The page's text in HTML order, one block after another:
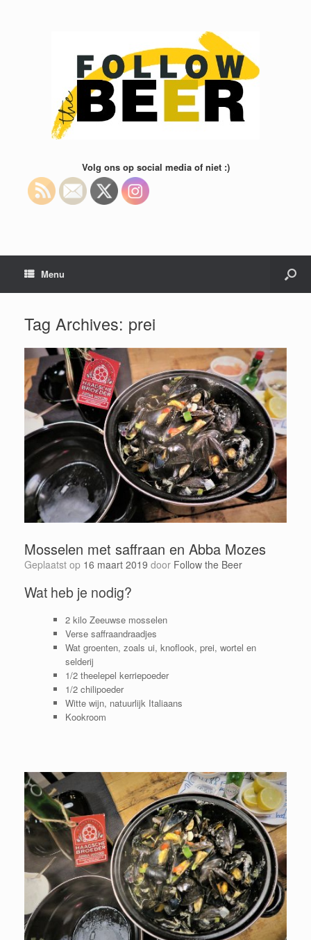
Volg ons op social media of niet :)
Menu
Tag Archives: prei
Mosselen met saffraan en Abba Mozes
Geplaatst op 16 maart 2019 door Follow the Beer
Wat heb je nodig?
2 kilo Zeeuwse mosselen
Verse saffraandraadjes
Wat groenten, zoals ui, knoflook, prei, wortel en
selderij
1/2 theelepel kerriepoeder
1/2 chilipoeder
Witte wijn, natuurlijk Italiaans
Kookroom